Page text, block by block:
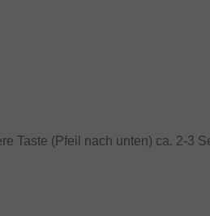
Taste (Pfeil nach unten) ca. 2-3